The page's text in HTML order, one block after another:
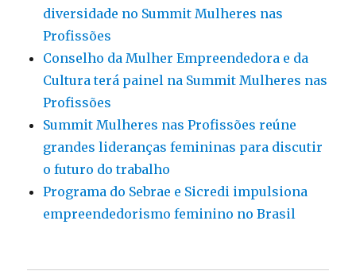
diversidade no Summit Mulheres nas
Profissões
Conselho da Mulher Empreendedora e da
Cultura terá painel na Summit Mulheres nas
Profissões
Summit Mulheres nas Profissões reúne
grandes lideranças femininas para discutir
o futuro do trabalho
Programa do Sebrae e Sicredi impulsiona
empreendedorismo feminino no Brasil